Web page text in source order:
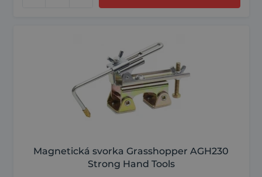
Magnetická svorka Grasshopper AGH230
Strong Hand Tools